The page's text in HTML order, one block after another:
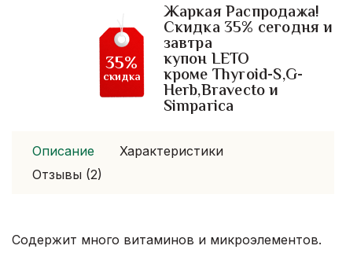
Жаркая Распродажа!
Скидка 35% сегодня и
завтра
купон LETO
кроме Thyroid-S,G-
Herb,Bravecto и
Simparica
35%
скидка
Описание
Характеристики
Отзывы (2)
Содержит много витаминов и микроэлементов.